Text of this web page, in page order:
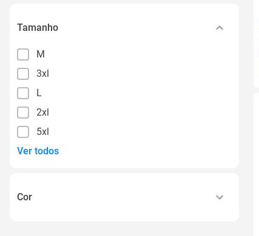
Tamanho
M
3xl
L
2xl
5xl
Ver todos
Cor